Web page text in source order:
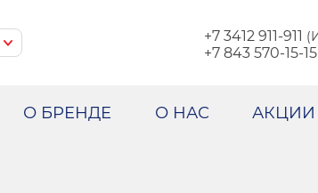
+7 3412 911-911
+7 843 570-15-15
О БРЕНДЕ О НАС АКЦИИ